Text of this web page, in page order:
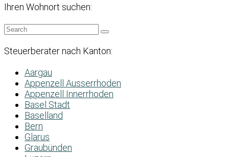
Ihren Wohnort suchen:
Steuerberater nach Kanton:
Aargau
Appenzell Ausserrhoden
Appenzell Innerrhoden
Basel Stadt
Baselland
Bern
Glarus
Graubünden